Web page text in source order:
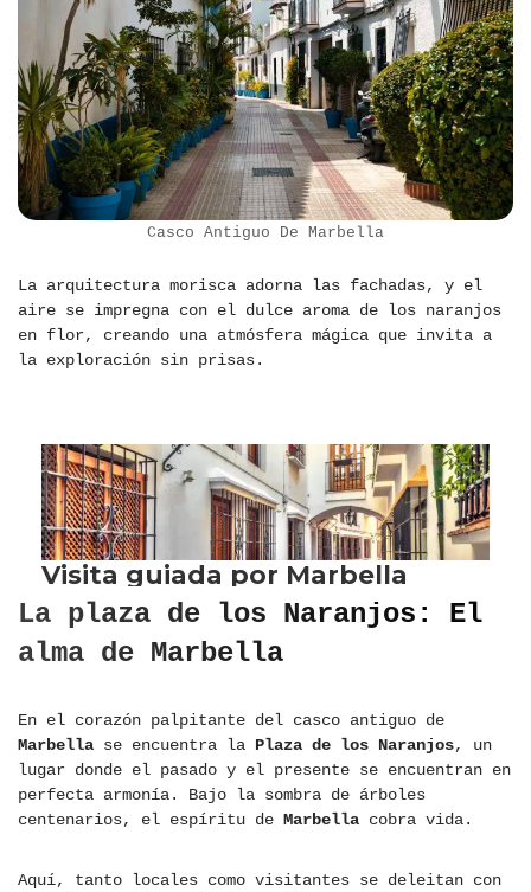
Casco Antiguo De Marbella
La arquitectura morisca adorna las fachadas, y el
aire se impregna con el dulce aroma de los naranjos
en flor, creando una atmósfera mágica que invita a
la exploración sin prisas.
La plaza de los Naranjos: El
alma de Marbella
En el corazón palpitante del casco antiguo de
Marbella se encuentra la Plaza de los Naranjos, un
lugar donde el pasado y el presente se encuentran en
perfecta armonía. Bajo la sombra de árboles
centenarios, el espíritu de Marbella cobra vida.
Aquí, tanto locales como visitantes se deleitan con